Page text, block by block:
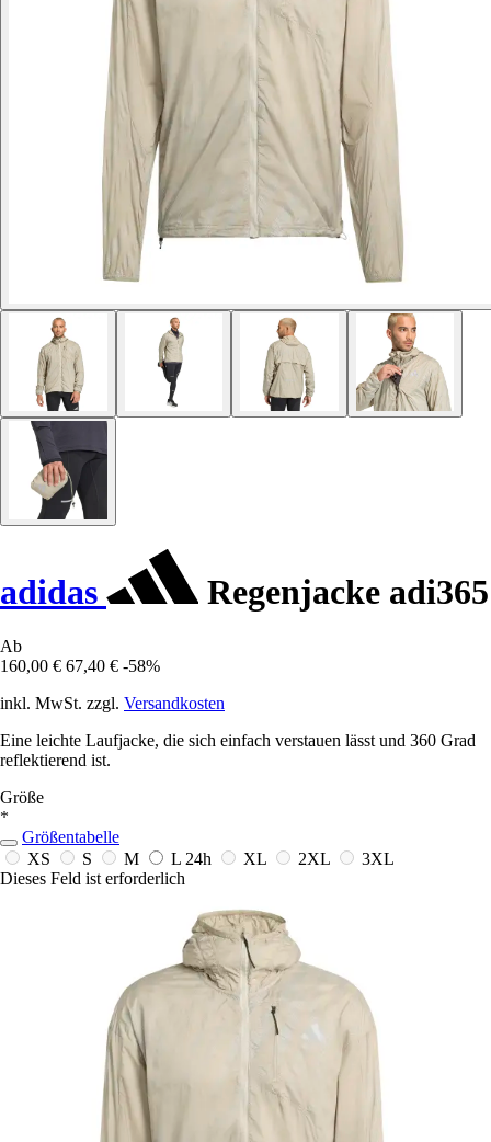
adidas Regenjacke adi365
Ab
160,00 € 67,40 € -58%
inkl. MwSt. zzgl. Versandkosten
Eine leichte Laufjacke, die sich einfach verstauen lässt und 360 Grad
reflektierend ist.
Größe
*
Größentabelle
XS
S M L 24h XL 2XL
3XL
Dieses Feld ist erforderlich